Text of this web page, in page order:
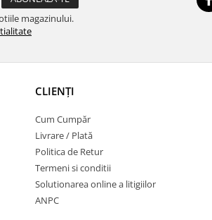
magazinului.
CLIENȚI
Cum Cumpăr
Livrare / Plată
Politica de Retur
Termeni si conditii
Solutionarea online a litigiilor
ANPC